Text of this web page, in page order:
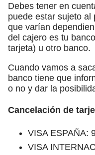
Debes tener en
puede estar sujeto al
que varían
del cajero es tu
tarjeta) u otro banco.
Cuando vamos a
banco tiene que
o no y dar la
Cancelación de
VISA ESPAÑA:
VISA